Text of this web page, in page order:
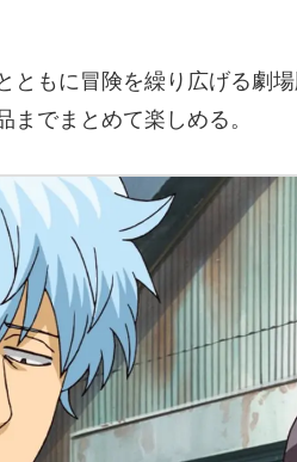
ともに冒険を繰り広げる劇
でまとめて楽しめる。